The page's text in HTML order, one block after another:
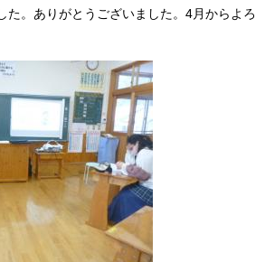
た。ありがとうございました。4月からよろ